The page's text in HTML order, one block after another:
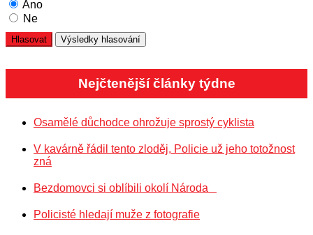
Ano
Ne
Nejčtenější články týdne
Osamělé důchodce ohrožuje sprostý cyklista
V kavárně řádil tento zloděj, Policie už jeho totožnost
zná
Bezdomovci si oblíbili okolí Národa
Policisté hledají muže z fotografie